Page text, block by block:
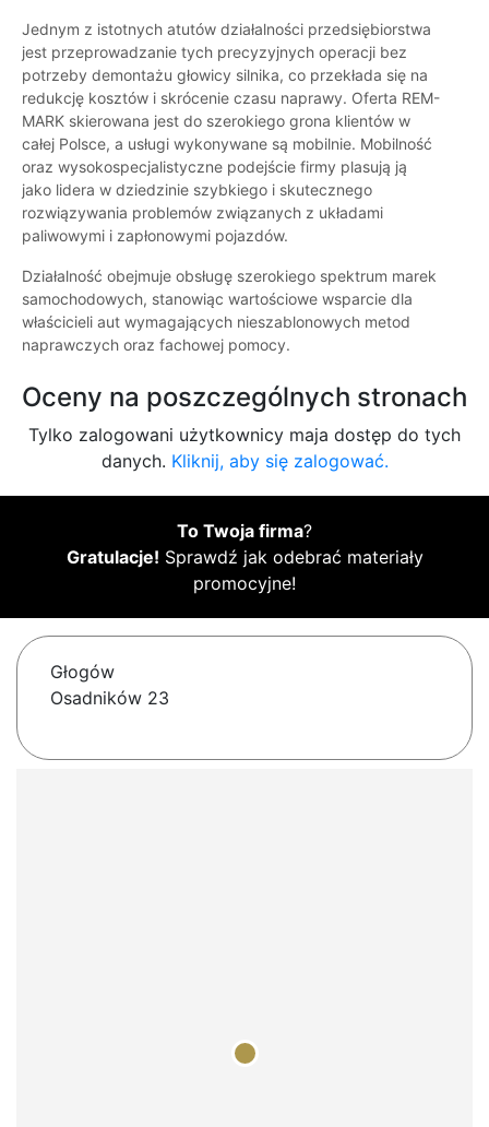
Jednym z istotnych atutów działalności przedsiębiorstwa
jest przeprowadzanie tych precyzyjnych operacji bez
potrzeby demontażu głowicy silnika, co przekłada się na
redukcję kosztów i skrócenie czasu naprawy. Oferta REM-
MARK skierowana jest do szerokiego grona klientów w
całej Polsce, a usługi wykonywane są mobilnie. Mobilność
oraz wysokospecjalistyczne podejście firmy plasują ją
jako lidera w dziedzinie szybkiego i skutecznego
rozwiązywania problemów związanych z układami
paliwowymi i zapłonowymi pojazdów.
Działalność obejmuje obsługę szerokiego spektrum marek
samochodowych, stanowiąc wartościowe wsparcie dla
właścicieli aut wymagających nieszablonowych metod
naprawczych oraz fachowej pomocy.
Oceny na poszczególnych stronach
Tylko zalogowani użytkownicy maja dostęp do tych
danych. Kliknij, aby się zalogować.
To Twoja firma?
Gratulacje! Sprawdź jak odebrać materiały
promocyjne!
Głogów
Osadników 23